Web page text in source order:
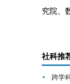
究院、
社科推
跨学